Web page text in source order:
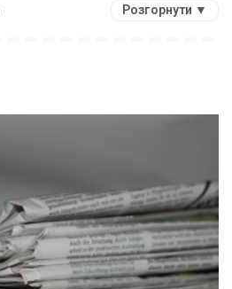
Розгорнути ▼